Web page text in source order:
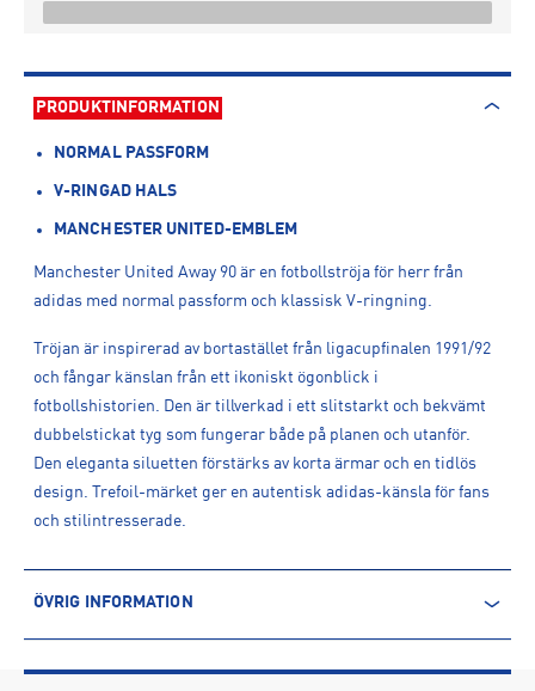
PRODUKTINFORMATION
NORMAL PASSFORM
V-RINGAD HALS
MANCHESTER UNITED-EMBLEM
Manchester United Away 90 är en fotbollströja för herr från
adidas med normal passform och klassisk V-ringning.
Tröjan är inspirerad av bortastället från ligacupfinalen 1991/92
och fångar känslan från ett ikoniskt ögonblick i
fotbollshistorien. Den är tillverkad i ett slitstarkt och bekvämt
dubbelstickat tyg som fungerar både på planen och utanför.
Den eleganta siluetten förstärks av korta ärmar och en tidlös
design. Trefoil-märket ger en autentisk adidas-känsla för fans
och stilintresserade.
ÖVRIG INFORMATION
Produktnummer: 1620844